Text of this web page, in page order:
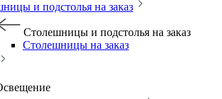
и подстолья на заказ
Столешницы и подстолья на заказ
Столешницы на заказ